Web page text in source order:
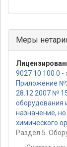
Меры
9027 10 100 0 -
Приложение
28.12.2007 №
оборудования
назначение,
химического
Раздел 5.